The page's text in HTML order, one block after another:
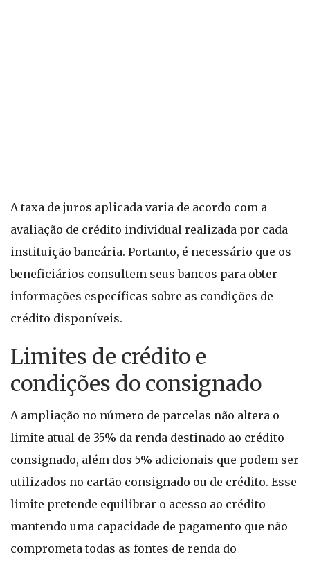
A taxa de juros aplicada varia de acordo com a
avaliação de crédito individual realizada por cada
instituição bancária. Portanto, é necessário que os
beneficiários consultem seus bancos para obter
informações específicas sobre as condições de
crédito disponíveis.
Limites de crédito e
condições do consignado
A ampliação no número de parcelas não altera o
limite atual de 35% da renda destinado ao crédito
consignado, além dos 5% adicionais que podem ser
utilizados no cartão consignado ou de crédito. Esse
limite pretende equilibrar o acesso ao crédito
mantendo uma capacidade de pagamento que não
comprometa todas as fontes de renda do